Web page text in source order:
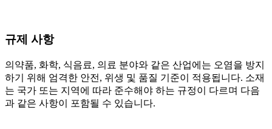
규제 사항
의약품, 화학, 식음료, 의료 분야와 같은 산업에는 오염을 방지
하기 위해 엄격한 안전, 위생 및 품질 기준이 적용됩니다. 소재
는 국가 또는 지역에 따라 준수해야 하는 규정이 다르며 다음
과 같은 사항이 포함될 수 있습니다.